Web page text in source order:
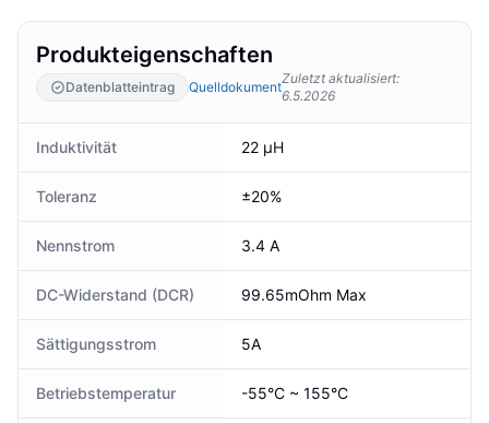
Produkteigenschaften
Datenblatteintrag Quelldokument
Zuletzt aktualisiert:
6.5.2026
Induktivität 22 µH
Toleranz ±20%
Nennstrom 3.4 A
DC-Widerstand (DCR) 99.65mOhm Max
Sättigungsstrom 5A
Betriebstemperatur -55°C ~ 155°C